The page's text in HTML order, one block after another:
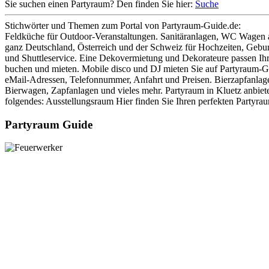
Sie suchen einen Partyraum? Den finden Sie hier: Suche
Stichwörter und Themen zum Portal von Partyraum-Guide.de:
Feldküche für Outdoor-Veranstaltungen. Sanitäranlagen, WC
ganz Deutschland, Österreich und der Schweiz für Hochzeiten,
und Shuttleservice. Eine Dekovermietung und Dekorateure passen
buchen und mieten. Mobile disco und DJ mieten Sie auf
eMail-Adressen, Telefonnummer, Anfahrt und Preisen.
Bierwagen, Zapfanlagen und vieles mehr. Partyraum in Kluetz
folgendes: Ausstellungsraum Hier finden Sie Ihren perfekten
Partyraum Guide